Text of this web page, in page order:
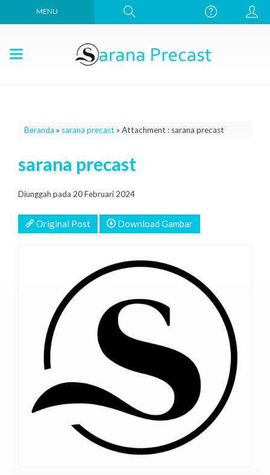
MENU
Beranda » sarana precast » Attachment : sarana precast
sarana precast
Diunggah pada 20 Februari 2024
Original Post Download Gambar